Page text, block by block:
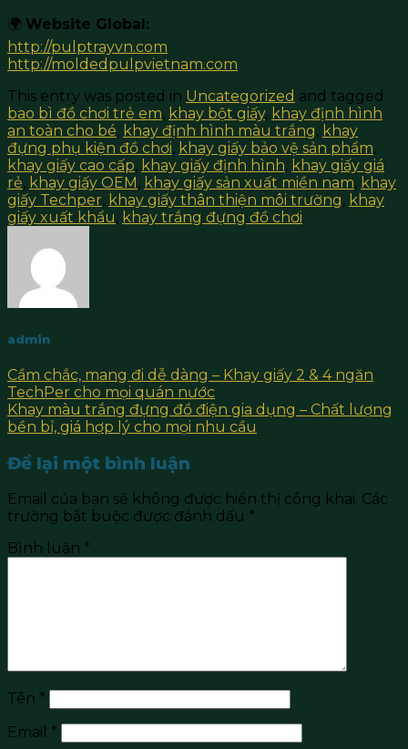
🌍 Website Global:
http://pulptrayvn.com
http://moldedpulpvietnam.com
This entry was posted in Uncategorized and tagged
bao bì đồ chơi trẻ em, khay bột giấy, khay định hình
an toàn cho bé, khay định hình màu trắng, khay
đựng phụ kiện đồ chơi, khay giấy bảo vệ sản phẩm,
khay giấy cao cấp, khay giấy định hình, khay giấy giá
rẻ, khay giấy OEM, khay giấy sản xuất miền nam, khay
giấy Techper, khay giấy thân thiện môi trường, khay
giấy xuất khẩu, khay trắng đựng đồ chơi.
admin
Cầm chắc, mang đi dễ dàng – Khay giấy 2 & 4 ngăn
TechPer cho mọi quán nước
Khay màu trắng đựng đồ điện gia dụng – Chất lượng
bền bỉ, giá hợp lý cho mọi nhu cầu
Để lại một bình luận
Email của bạn sẽ không được hiển thị công khai. Các
trường bắt buộc được đánh dấu *
Bình luận *
Tên *
Email
*